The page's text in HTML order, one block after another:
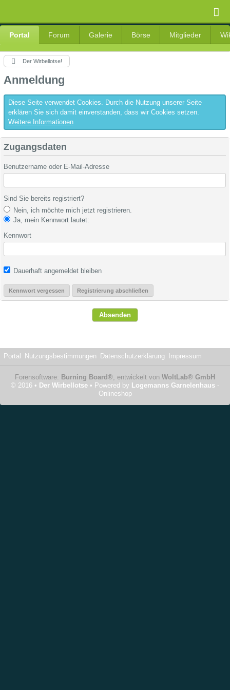
Portal Forum Galerie Börse Mitglieder
Der Wirbellotse!
Anmeldung
Diese Seite verwendet Cookies. Durch die Nutzung unserer Seite
erklären Sie sich damit einverstanden, dass wir Cookies setzen.
Weitere Informationen
Zugangsdaten
Benutzername oder E-Mail-Adresse
Sind Sie bereits registriert?
Nein, ich möchte mich jetzt registrieren.
Ja, mein Kennwort lautet:
Kennwort
Dauerhaft angemeldet bleiben
Kennwort vergessen Registrierung abschließen
Portal Nutzungsbestimmungen Datenschutzerklärung Impressum
Forensoftware: Burning Board®, entwickelt von WoltLab® GmbH
© 2016 • Der Wirbellotse • Powered by Logemanns Garnelenhaus -
Onlineshop